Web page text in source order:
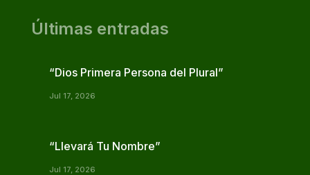
Últimas entradas
“Dios Primera Persona del Plural”
Jul 17, 2026
“Llevará Tu Nombre”
Jul 17, 2026